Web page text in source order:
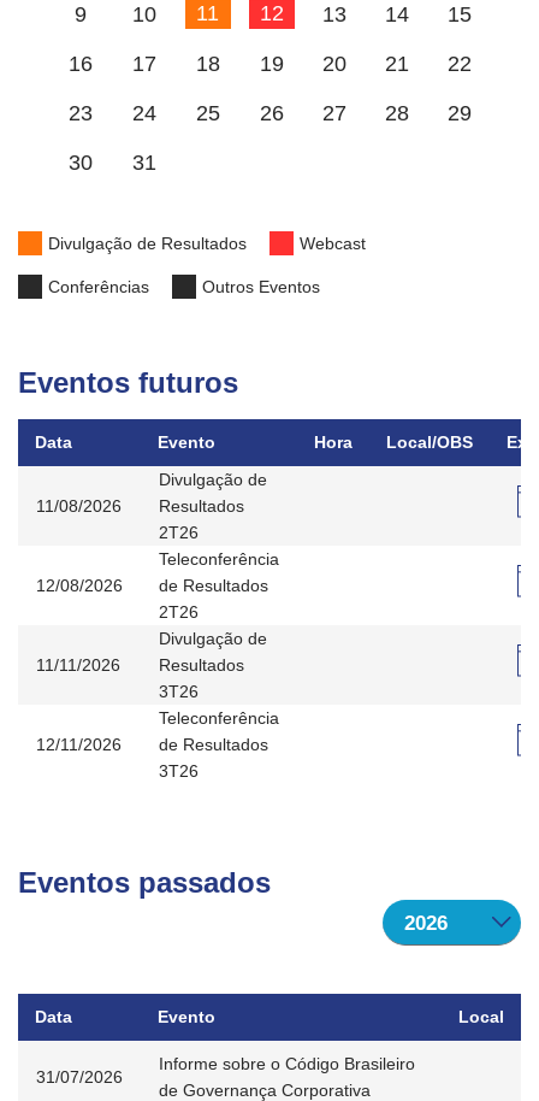
9 10 11 12 13 14 15
16 17 18 19 20 21 22
23 24 25 26 27 28 29
30 31
Divulgação de Resultados Webcast
Conferências Outros Eventos
Eventos futuros
Data Evento Hora Local/OBS
11/08/2026
Divulgação de
Resultados
2T26
12/08/2026
Teleconferência
de Resultados
2T26
11/11/2026
Divulgação de
Resultados
3T26
12/11/2026
Teleconferência
de Resultados
3T26
Eventos passados
Data Evento Local
31/07/2026
Informe sobre o Código Brasileiro
de Governança Corporativa